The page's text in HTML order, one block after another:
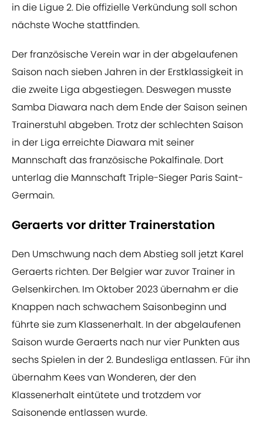
in die Ligue 2. Die offizielle Verkündung soll schon
nächste Woche stattfinden.
Der französische Verein war in der abgelaufenen
Saison nach sieben Jahren in der Erstklassigkeit in
die zweite Liga abgestiegen. Deswegen musste
Samba Diawara nach dem Ende der Saison seinen
Trainerstuhl abgeben. Trotz der schlechten Saison
in der Liga erreichte Diawara mit seiner
Mannschaft das französische Pokalfinale. Dort
unterlag die Mannschaft Triple-Sieger Paris Saint-
Germain.
Geraerts vor dritter Trainerstation
Den Umschwung nach dem Abstieg soll jetzt Karel
Geraerts richten. Der Belgier war zuvor Trainer in
Gelsenkirchen. Im Oktober 2023 übernahm er die
Knappen nach schwachem Saisonbeginn und
führte sie zum Klassenerhalt. In der abgelaufenen
Saison wurde Geraerts nach nur vier Punkten aus
sechs Spielen in der 2. Bundesliga entlassen. Für ihn
übernahm Kees van Wonderen, der den
Klassenerhalt eintütete und trotzdem vor
Saisonende entlassen wurde.